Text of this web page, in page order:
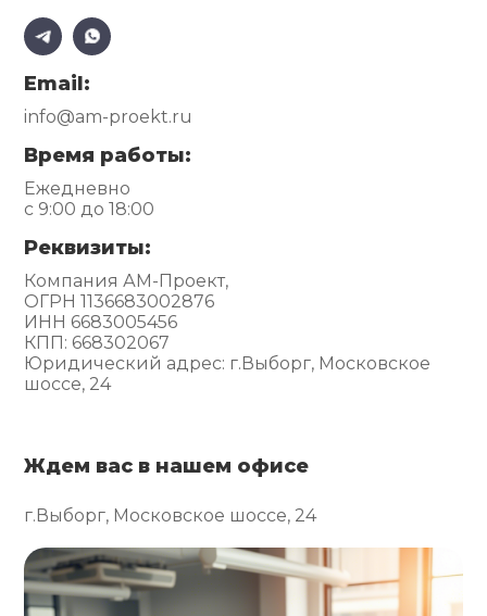
Email:
info@am-proekt.ru
Время работы:
Ежедневно
с 9:00 до 18:00
Реквизиты:
Компания АМ-Проект,
ОГРН 1136683002876
ИНН 6683005456
КПП: 668302067
Юридический адрес: г.Выборг, Московское
шоссе, 24
Ждем вас в нашем офисе
г.Выборг, Московское шоссе, 24